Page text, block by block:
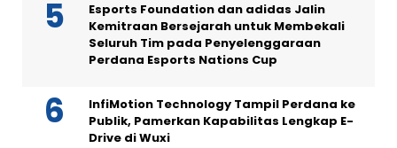
Esports Foundation dan adidas Jalin
Kemitraan Bersejarah untuk Membekali
Seluruh Tim pada Penyelenggaraan
Perdana Esports Nations Cup
InfiMotion Technology Tampil Perdana ke
Publik, Pamerkan Kapabilitas Lengkap E-
Drive di Wuxi